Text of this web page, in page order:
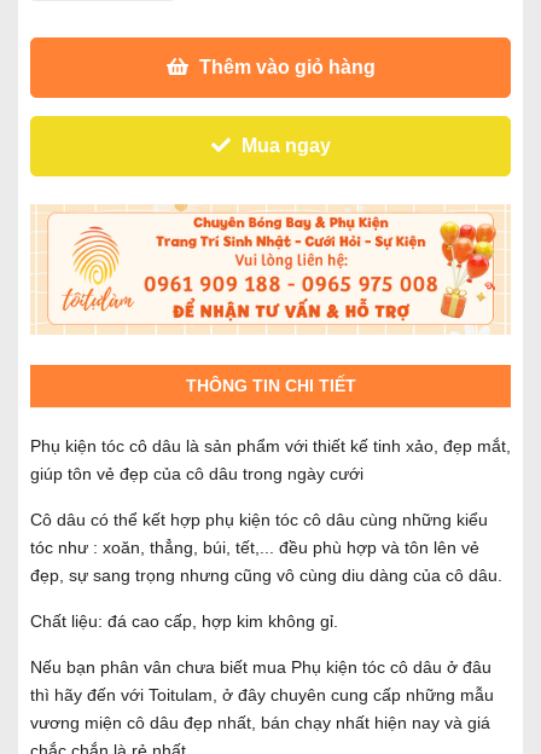
Thêm vào giỏ hàng
Mua ngay
THÔNG TIN CHI TIẾT
Phụ kiện tóc cô dâu là sản phẩm với thiết kế tinh xảo, đẹp mắt,
giúp tôn vẻ đẹp của cô dâu trong ngày cưới
Cô dâu có thể kết hợp phụ kiện tóc cô dâu cùng những kiểu
tóc như : xoăn, thẳng, búi, tết,... đều phù hợp và tôn lên vẻ
đẹp, sự sang trọng nhưng cũng vô cùng diu dàng của cô dâu.
Chất liệu: đá cao cấp, hợp kim không gỉ.
Nếu bạn phân vân chưa biết mua Phụ kiện tóc cô dâu ở đâu
thì hãy đến với Toitulam, ở đây chuyên cung cấp những mẫu
vương miện cô dâu đẹp nhất, bán chạy nhất hiện nay và giá
chắc chắn là rẻ nhất